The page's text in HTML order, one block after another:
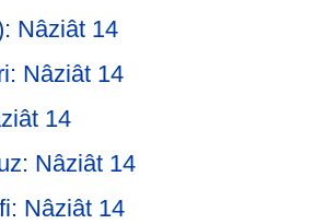
Nâziât 14
Nâziât 14
14
Nâziât 14
Nâziât 14